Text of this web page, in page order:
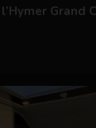
Grand